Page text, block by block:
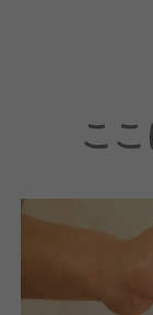
活かせる環境
こ